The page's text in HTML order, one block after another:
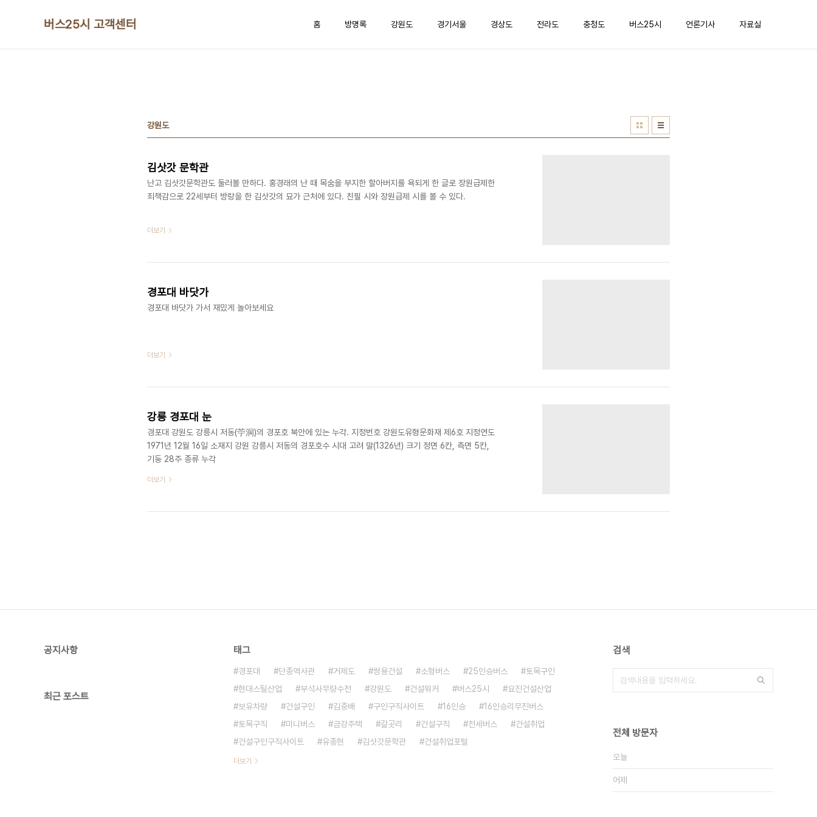
버스25시 고객센터 홈 방명록 강원도 경기서울 경상도 전라도 충청도 버스25시 언론기사 자료실
강원도
김삿갓 문학관
난고 김삿갓문학관도 둘러볼 만하다. 홍경래의 난 때 목숨을 부지한 할아버지를 욕되게 한 글로 장원급제한
죄책감으로 22세부터 방랑을 한 김삿갓의 묘가 근처에 있다. 친필 시와 장원급제 시를 볼 수 있다.
더보기
경포대 바닷가
경포대 바닷가 가서 재밌게 놀아보세요
더보기
강릉 경포대 눈
경포대 강원도 강릉시 저동(苧洞)의 경포호 북안에 있는 누각. 지정번호 강원도유형문화재 제6호 지정연도
1971년 12월 16일 소재지 강원 강릉시 저동의 경포호수 시대 고려 말(1326년) 크기 정면 6칸, 측면 5칸,
기둥 28주 종류 누각
더보기
공지사항
최근 포스트
태그
경포대 단종역사관 거제도 쌍용건설 소형버스 25인승버스
토목구인
현대스틸산업
부석사무량수전 강원도 건설워커 버스25시
요진건설산업
보유차량
건설구인 김중배 구인구직사이트 16인승
16인승리무진버스
토목구직
미니버스 금강주택 갈곳리 건설구직 전세버스
건설취업
건설구인구직사이트
유종현 김삿갓문학관 건설취업포털
더보기
검색
전체 방문자
오늘
어제